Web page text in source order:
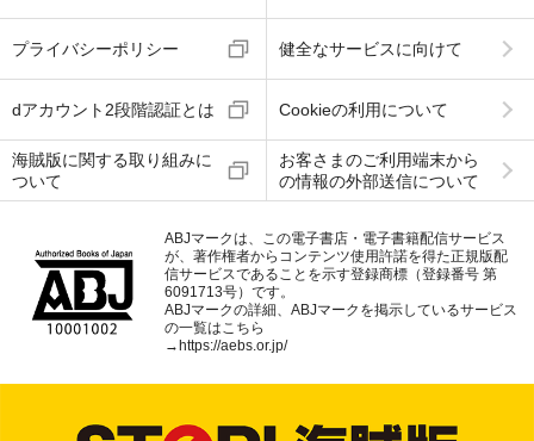
プライバシーポリシー 健全なサービスに向けて
dアカウント2段階認証とは Cookieの利用について
海賊版に関する取り組みに
ついて
お客さまのご利用端末から
の情報の外部送信について
ABJマークは、この電子書店・電子書籍配信サービス
が、著作権者からコンテンツ使用許諾を得た正規版配
信サービスであることを示す登録商標（登録番号 第
6091713号）です。
ABJマークの詳細、ABJマークを掲示しているサービス
の一覧はこちら
→ https://aebs.or.jp/